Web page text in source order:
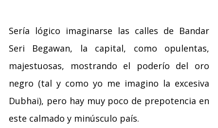
Sería lógico imaginarse las calles de Bandar
Seri Begawan, la capital, como opulentas,
majestuosas, mostrando el poderío del oro
negro (tal y como yo me imagino la excesiva
Dubhai), pero hay muy poco de prepotencia en
este calmado y minúsculo país.